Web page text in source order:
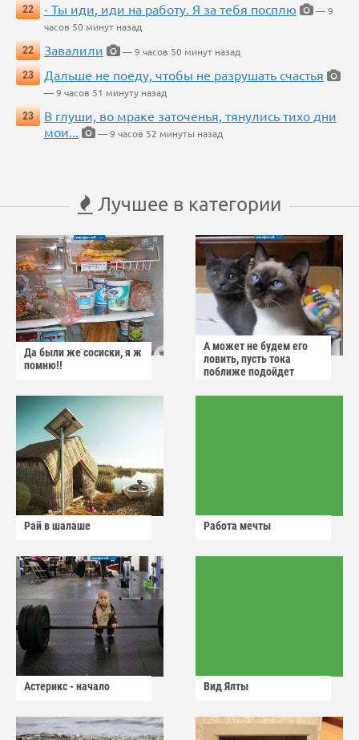
22
- Ты иди, иди на работу. Я за тебя посплю
— 9
часов 50 минут назад
22
Завалили
— 9 часов 50 минут назад
23
Дальше не поеду, чтобы не разрушать счастья
— 9 часов 51 минуту назад
23
В глуши, во мраке заточенья, тянулись тихо дни
мои...
— 9 часов 52 минуты назад
Лучшее в категории
Да были же сосиски, я ж
помню!!
А может не будем его
ловить, пусть тока
поближе подойдет
Рай в шалаше Работа мечты
Астерикс - начало Вид Ялты